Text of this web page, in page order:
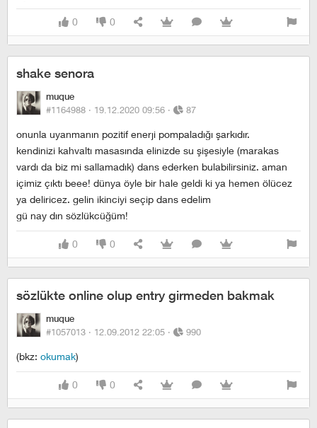
0 0
shake senora
muque
#1164988 · 19.12.2020 09:56 · 87
onunla uyanmanın pozitif enerji pompaladığı şarkıdır.
kendinizi kahvaltı masasında elinizde su şişesiyle (marakas
vardı da biz mi sallamadık) dans ederken bulabilirsiniz. aman
içimiz çıktı beee! dünya öyle bir hale geldi ki ya hemen ölücez
ya deliricez. gelin ikinciyi seçip dans edelim
gü nay din sözlükcüğüm!
0 0
sözlükte online olup entry girmeden bakmak
muque
#1057013 · 12.09.2012 22:05 · 990
(bkz: okumak)
0 0